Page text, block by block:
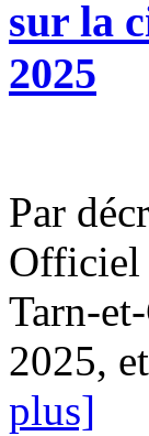
sur la
2025
Par
Officiel
Tarn-
2025,
plus]